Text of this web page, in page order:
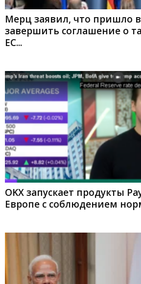
Мерц заявил, что пришло
завершить соглашение о
ЕС...
OKX запускает продукты
Европе с соблюдением